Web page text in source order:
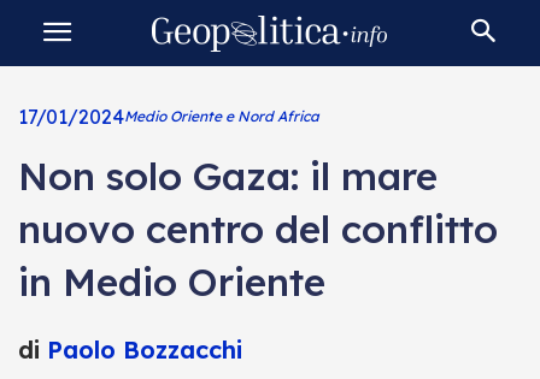
17/01/2024Medio Oriente e Nord Africa
Non solo Gaza: il mare
nuovo centro del conflitto
in Medio Oriente
di Paolo Bozzacchi